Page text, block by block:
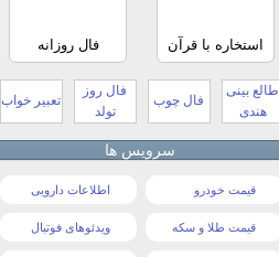
استخاره با قرآن فال روزانه
طالع بینی
هندی
فال چوب
فال روز
تولد
تعبیر خواب
سرویس ها
قیمت خودرو اطلاعات دارویی
قیمت طلا و سکه ویدئوهای فوتبال